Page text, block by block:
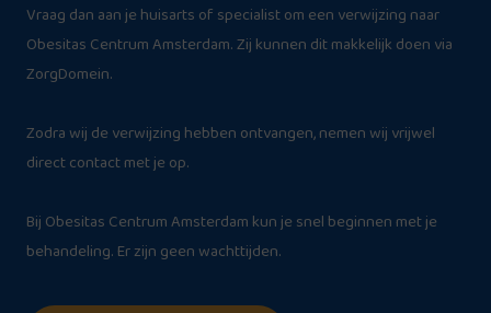
Vraag dan aan je huisarts of specialist om een verwijzing naar
Obesitas Centrum Amsterdam. Zij kunnen dit makkelijk doen via
ZorgDomein.
Zodra wij de verwijzing hebben ontvangen, nemen wij vrijwel
direct contact met je op.
Bij Obesitas Centrum Amsterdam kun je snel beginnen met je
behandeling. Er zijn geen wachttijden.